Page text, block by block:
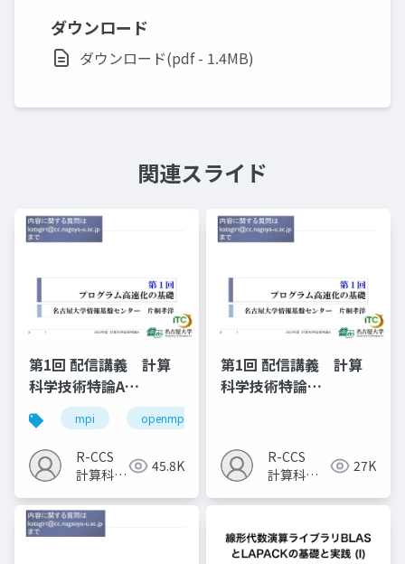
ダウンロード
ダウンロード(pdf - 1.4MB)
関連スライド
第1回 配信講義 計算
科学技術特論A
（2023）
mpi openmp
R-CCS
計算科学
室
45.8K
第1回 配信講義 計算
科学技術特論
R-CCS
計算科学
室
27K